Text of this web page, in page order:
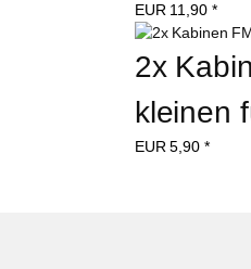
EUR 11,90 *
2x
kleinen
EUR 5,90 *